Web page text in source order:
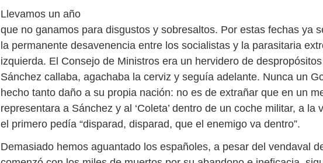
Llevamos un año
que no ganamos para disgustos y sobresaltos. Por estas fechas ya
la permanente desavenencia entre los socialistas y la parasitaria
izquierda. El Consejo de Ministros era un hervidero de
Sánchez callaba, agachaba la cerviz y seguía adelante. Nunca un
hecho tanto daño a su propia nación: no es de extrañar que en un
representara a Sánchez y al ‘Coleta’ dentro de un coche militar, a la
el primero pedía “disparad, disparad, que el enemigo va dentro”.
Demasiado hemos aguantado los españoles, a pesar del vendaval